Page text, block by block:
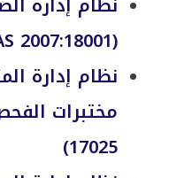
(2007:18001 OHSAS)
نظام إدارة
17025)